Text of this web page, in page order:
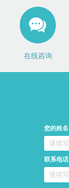
在线咨询
您的姓名
联系电话